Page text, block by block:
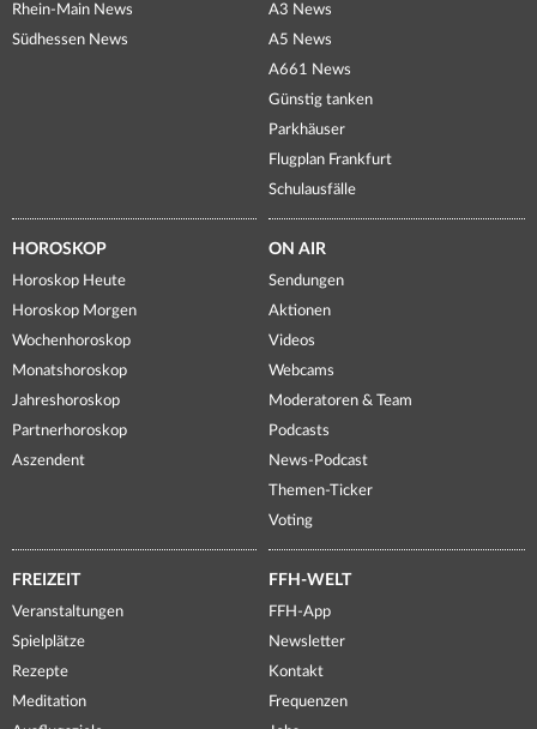
Rhein-Main News
Südhessen News
A3 News
A5 News
A661 News
Günstig tanken
Parkhäuser
Flugplan Frankfurt
Schulausfälle
HOROSKOP
Horoskop Heute
Horoskop Morgen
Wochenhoroskop
Monatshoroskop
Jahreshoroskop
Partnerhoroskop
Aszendent
ON AIR
Sendungen
Aktionen
Videos
Webcams
Moderatoren & Team
Podcasts
News-Podcast
Themen-Ticker
Voting
FREIZEIT
Veranstaltungen
Spielplätze
Rezepte
Meditation
FFH-WELT
FFH-App
Newsletter
Kontakt
Frequenzen